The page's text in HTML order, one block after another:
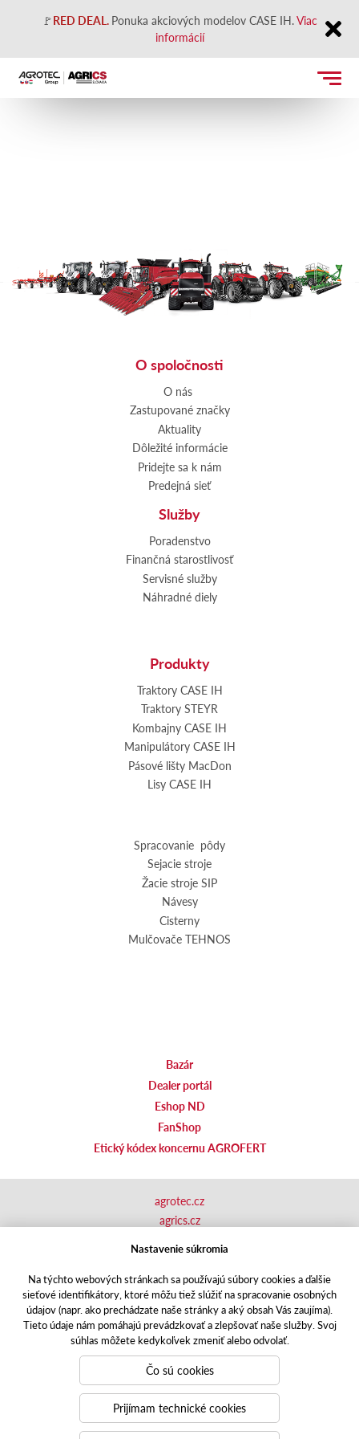
🚩RED DEAL. Ponuka akciových modelov CASE IH.Viac
informácií
Close
O spoločnosti
O nás
Zastupované značky
Aktuality
Dôležité informácie
Pridejte sa k nám
Predejná sieť
Služby
Poradenstvo
Finančná starostlivosť
Servisné služby
Náhradné diely
Produkty
Traktory CASE IH
Traktory STEYR
Kombajny CASE IH
Manipulátory CASE IH
Pásové lišty MacDon
Lisy CASE IH
Spracovanie pôdy
Sejacie stroje
Žacie stroje SIP
Návesy
Cisterny
Mulčovače TEHNOS
Bazár
Dealer portál
Eshop ND
FanShop
Etický kódex koncernu AGROFERT
Responzivní webPuxdesign | agrics.cz © 2020
Toto sú internetové stránky spoločnosti AGRI CS Slovakia s.r.o.,
so sídlom v Nitre, Zlatomoravecká cesta 504, 949 01 Nitra, IČO:
31421105, zapísanej v OR Okresného súdu v Nitre, oddiel: Sro,
vložka číslo: 29928/N. Spoločnosť AGRI CS Slovakia s.r.o. je
členom
agrotec.cz
agrics.cz
shop.agrics.cz
traktorbazar.cz
eshop.agrics.cz/cs
a-finance.cz
Nastavenie súkromia
Na týchto webových stránkach sa používajú súbory cookies a ďalšie
sieťové identifikátory, ktoré môžu tiež slúžiť na spracovanie osobných
údajov (napr. ako prechádzate naše stránky a aký obsah Vás zaujíma).
Tieto údaje nám pomáhajú prevádzkovať a zlepšovať naše služby. Svoj
súhlas môžete kedykoľvek zmeniť alebo odvolať.
Čo sú cookies
Prijímam technické cookies